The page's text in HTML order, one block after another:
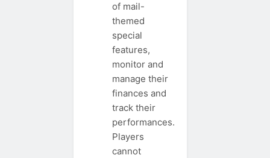
of mail-
themed
special
features,
monitor and
manage their
finances and
track their
performances.
Players
cannot